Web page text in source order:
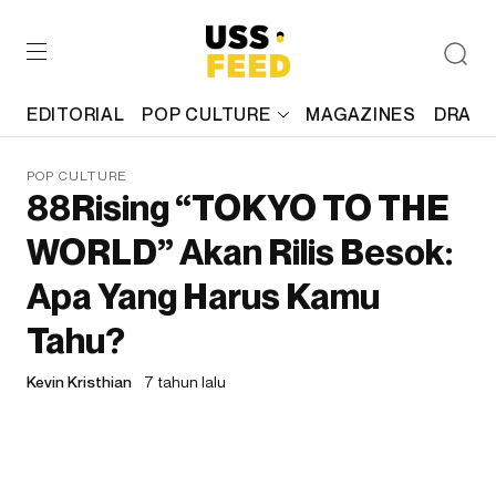
EDITORIAL POP CULTURE MAGAZINES
POP CULTURE
88Rising “TOKYO TO THE
WORLD” Akan Rilis Besok:
Apa Yang Harus Kamu
Tahu?
Kevin Kristhian 7 tahun lalu